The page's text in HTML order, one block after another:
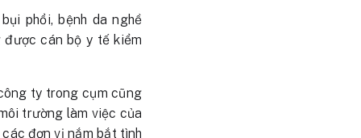
phổi, bệnh da nghề
cán bộ y tế kiểm
ty trong cụm cũng
trường làm việc của
đơn vị nắm bắt tình